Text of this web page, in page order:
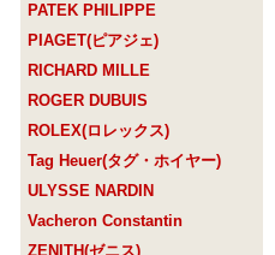
PATEK PHILIPPE
PIAGET(ピアジェ)
RICHARD MILLE
ROGER DUBUIS
ROLEX(ロレックス)
Tag Heuer(タグ・ホイヤー)
ULYSSE NARDIN
Vacheron Constantin
ZENITH(ゼニス)